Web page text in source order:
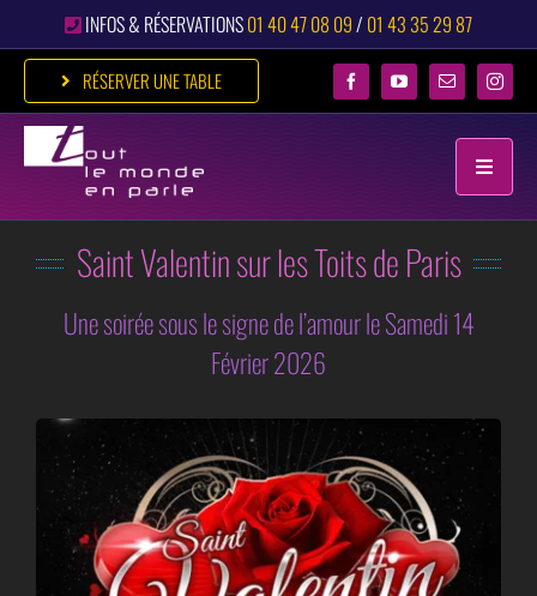
contenu
INFOS & RÉSERVATIONS01 40 47 08 09/ 01 43 35 29 87
RÉSERVER UNE TABLE
Toggle
ACCUEIL
ÉVÉNEMENTS
CLUB
GALERIE
BLOG
Saint Valentin sur les Toits de Paris
Une soirée sous le signe de l’amour le Samedi 14
Février 2026